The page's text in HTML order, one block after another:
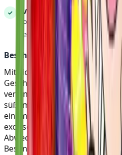
✓ VIELSEITIG
Perfekt für entspannte
exotischem Flair.
Beschreibung:
Mit Holster Mr. John tauchst du
Geschmacksexplosion ein.
verbindet das intensive Aroma
süßem Pfirsich und einer Prise
einem lebendigen und
exotischen Noten sorgen für
Abwechslung und machen
Besonderem.